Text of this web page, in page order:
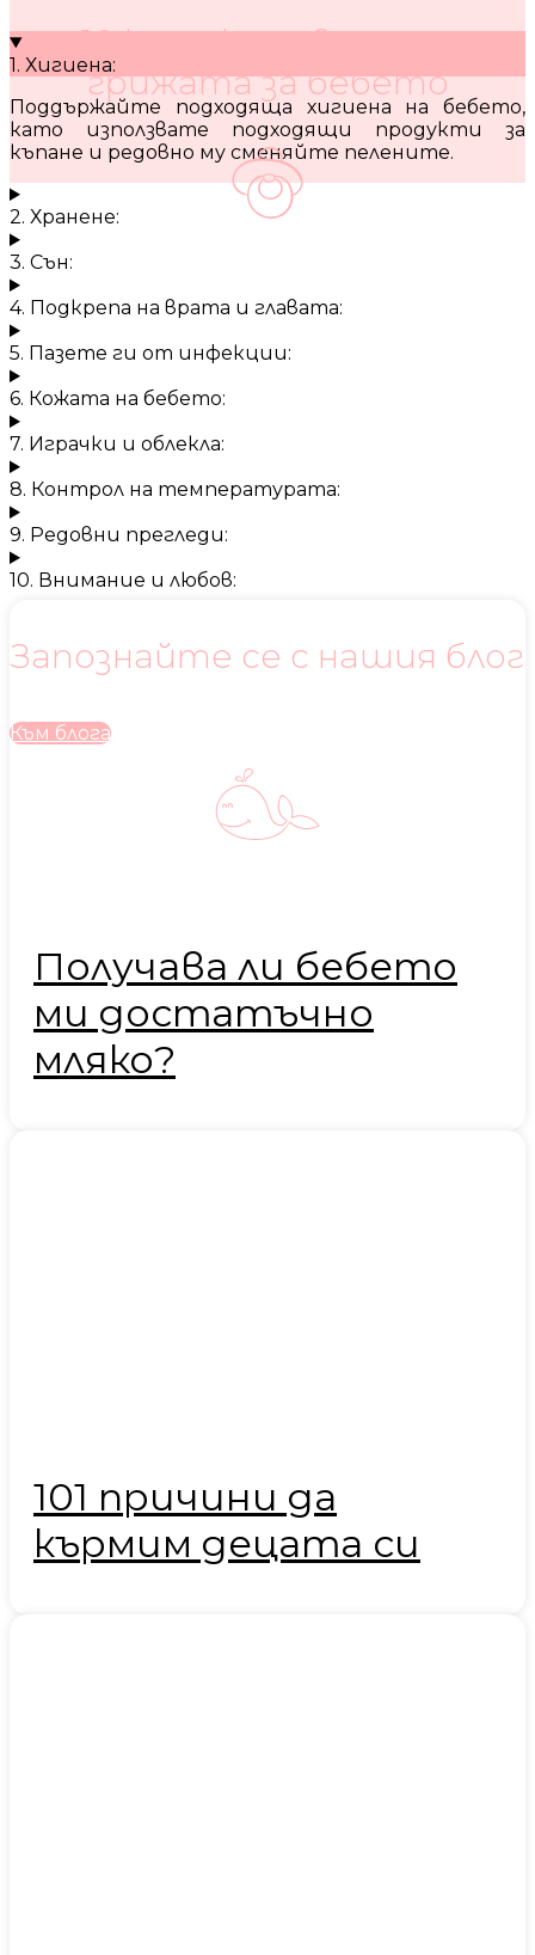
10 кратки съвета за
грижата за бебето
1. Хигиена:
Поддържайте подходяща хигиена на бебето,
като използвате подходящи продукти за
къпане и редовно му сменяйте пелените.
2. Хранене:
3. Сън:
4. Подкрепа на врата и главата:
5. Пазете ги от инфекции:
6. Кожата на бебето:
7. Играчки и облекла:
8. Контрол на температурата:
9. Редовни прегледи:
10. Внимание и любов:
Запознайте се с нашия блог
Към блога
Получава ли бебето
ми достатъчно
мляко?
101 причини да
кърмим децата си